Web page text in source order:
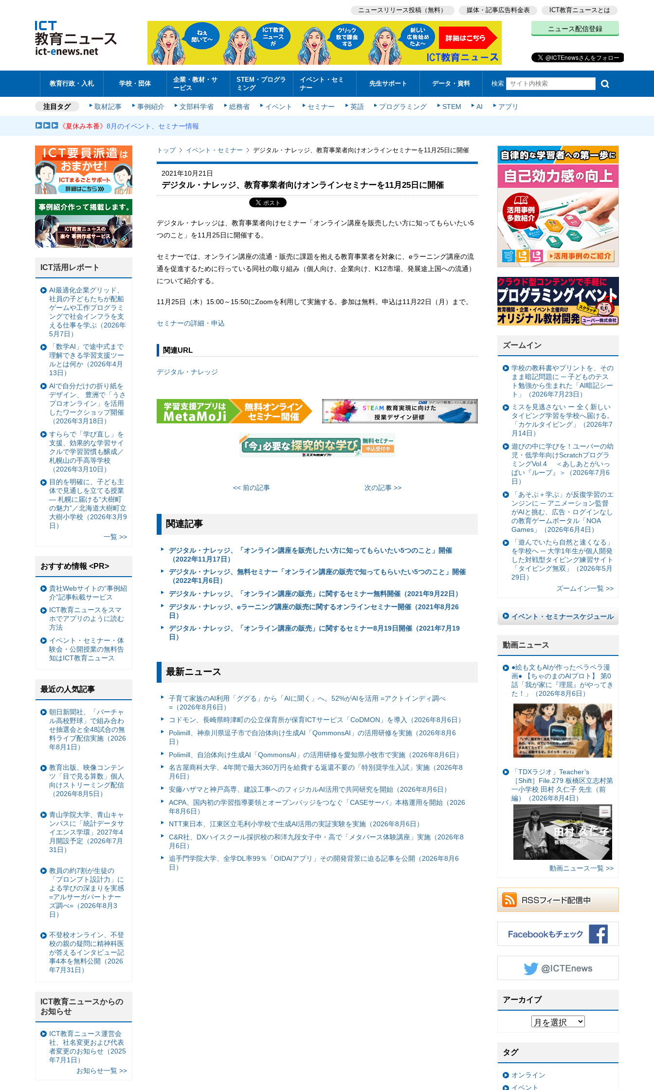
ニュースリリース投稿（無料） 媒体・記事広告料金表 ICT教育ニュースとは
ニュース配信登録
教育行政・入札 学校・団体
企業・教材・サ
ービス
STEM・プログラ
ミング
イベント・セミ
ナー
先生サポート データ・資料 検索
注目タグ 取材記事 事例紹介 文部科学省 総務省 イベント セミナー 英語 プログラミング STEM AI アプリ
《夏休み本番》8月のイベント、セミナー情報
トップ イベント・セミナー デジタル・ナレッジ、教育事業者向けオンラインセミナーを11月25日に開催
2021年10月21日
デジタル・ナレッジ、教育事業者向けオンラインセミナーを11月25日に開催
デジタル・ナレッジは、教育事業者向けセミナー「オンライン講座を販売したい方に知ってもらいたい5
つのこと」を11月25日に開催する。
セミナーでは、オンライン講座の流通・販売に課題を抱える教育事業者を対象に、eラーニング講座の流
通を促進するために行っている同社の取り組み（個人向け、企業向け、K12市場、発展途上国への流通）
について紹介する。
11月25日（木）15:00～15:50にZoomを利用して実施する。参加は無料。申込は11月22日（月）まで。
セミナーの詳細・申込
関連URL
デジタル・ナレッジ
<< 前の記事 次の記事 >>
関連記事
デジタル・ナレッジ、「オンライン講座を販売したい方に知ってもらいたい5つのこと」開催
（2022年11月17日）
デジタル・ナレッジ、無料セミナー「オンライン講座の販売で知ってもらいたい5つのこと」開催
（2022年1月6日）
デジタル・ナレッジ、「オンライン講座の販売」に関するセミナー無料開催（2021年9月22日）
デジタル・ナレッジ、eラーニング講座の販売に関するオンラインセミナー開催（2021年8月26
日）
デジタル・ナレッジ、「オンライン講座の販売」に関するセミナー8月19日開催（2021年7月19
日）
最新ニュース
子育て家族のAI利用「ググる」から「AIに聞く」へ。52%がAIを活用 =アクトインディ調べ
=（2026年8月6日）
コドモン、長崎県時津町の公立保育所が保育ICTサービス「CoDMON」を導入（2026年8月6日）
Polimill、神奈川県逗子市で自治体向け生成AI「QommonsAI」の活用研修を実施（2026年8月6
日）
Polimill、自治体向け生成AI「QommonsAI」の活用研修を愛知県小牧市で実施（2026年8月6日）
名古屋商科大学、4年間で最大360万円を給費する返還不要の「特別奨学生入試」実施（2026年8
月6日）
安藤ハザマと神戸高専、建設工事へのフィジカルAI活用で共同研究を開始（2026年8月6日）
ACPA、国内初の学習指導要領とオープンバッジをつなぐ「CASEサーバ」本格運用を開始（2026
年8月6日）
NTT東日本、江東区立毛利小学校で生成AI活用の実証実験を実施（2026年8月6日）
C&R社、DXハイスクール採択校の和洋九段女子中・高で「メタバース体験講座」実施（2026年8
月6日）
追手門学院大学、全学DL率99％「OIDAIアプリ」その開発背景に迫る記事を公開（2026年8月6
日）
ズームイン
学校の教科書やプリントを、その
まま暗記問題に ─ 子どものテス
ト勉強から生まれた「AI暗記シー
ト」（2026年7月23日）
ミスを見逃さない ー 全く新しい
タイピング学習を学校へ届ける。
「カケルタイピング」（2026年7
月14日）
遊びの中に学びを！ユーバーの幼
児・低学年向けScratchプログラ
ミングVol.4 ＜あしあとがいっ
ぱい『ループ』＞（2026年7月6
日）
「あそぶ＋学ぶ」が反復学習のエ
ンジンに ─ アニメーション監督
がAIと挑む、広告・ログインなし
の教育ゲームポータル「NOA
Games」（2026年6月4日）
「遊んでいたら自然と速くなる」
を学校へ ─ 大学1年生が個人開発
した対戦型タイピング練習サイト
「タイピング無双」（2026年5月
29日）
ズームイン一覧 >>
イベント・セミナースケジュール
動画ニュース
●絵も文もAIが作ったペラペラ漫
画● 【ちゃのまのAIプロト】 第0
話「我が家に『理屈』がやってき
た！」（2026年8月6日）
「TDXラジオ」Teacher’s
［Shift］File.279 板橋区立志村第
一小学校 田村 久仁子 先生（前
編）（2026年8月4日）
動画ニュース一覧 >>
アーカイブ
タグ
オンライン
イベント
ICT活用レポート
AI最適化企業グリッド、
社員の子どもたちが配船
ゲームや工作プログラミ
ングで社会インフラを支
える仕事を学ぶ（2026年
5月7日）
「数学AI」で途中式まで
理解できる学習支援ツー
ルとは何か（2026年4月
13日）
AIで自分だけの折り紙を
デザイン、 豊洲で「うさ
プロオンライン」を活用
したワークショップ開催
（2026年3月18日）
すららで「学び直し」を
支援、効果的な学習サイ
クルで学習習慣も醸成／
札幌山の手高等学校
（2026年3月10日）
目的を明確に、子ども主
体で見通しを立てる授業
— 札幌に届ける“大樹町
の魅力”／北海道大樹町立
大樹小学校（2026年3月9
日）
一覧 >>
おすすめ情報 <PR>
貴社Webサイトの“事例紹
介”記事転載サービス
ICT教育ニュースをスマ
ホでアプリのように読む
方法
イベント・セミナー・体
験会・公開授業の無料告
知はICT教育ニュース
最近の人気記事
朝日新聞社、「バーチャ
ル高校野球」で組み合わ
せ抽選会と全48試合の無
料ライブ配信実施（2026
年8月1日）
教育出版、映像コンテン
ツ「目で見る算数」個人
向けストリーミング配信
（2026年8月5日）
青山学院大学、青山キャ
ンパスに「統計データサ
イエンス学環」2027年4
月開設予定（2026年7月
31日）
教員の約7割が生徒の
「プロンプト設計力」に
よる学びの深まりを実感
=アルサーガパートナー
ズ調べ=（2026年8月3
日）
不登校オンライン、不登
校の親の疑問に精神科医
が答えるインタビュー記
事4本を無料公開（2026
年7月31日）
ICT教育ニュースからの
お知らせ
ICT教育ニュース運営会
社、社名変更および代表
者変更のお知らせ（2025
年7月1日）
お知らせ一覧 >>